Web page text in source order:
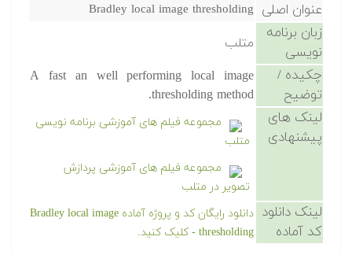
عنوان اصلی Bradley local image thresholding
زبان برنامه
نویسی
متلب
چکیده /
توضیح
A fast an well performing local image
thresholding method.
لینک های
پیشنهادی
مجموعه فیلم های آموزشی برنامه نویسی
متلب
مجموعه فیلم های آموزشی پردازش
تصویر در متلب
لینک دانلود
کد آماده
دانلود رایگان کد و پروژه آماده Bradley local image
thresholding - کلیک کنید.